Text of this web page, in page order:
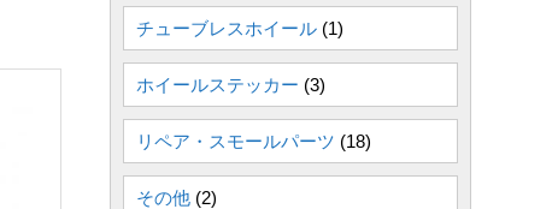
チューブレスホイール (1)
ホイールステッカー (3)
リペア・スモールパーツ (18)
その他 (2)